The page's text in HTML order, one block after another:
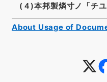
(４)本邦製燐寸ノ「チ
About Usage of